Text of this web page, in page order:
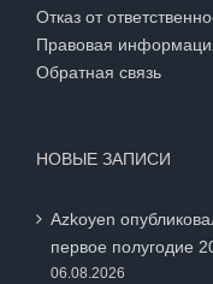
Отказ от
Правовая
Обратная связь
НОВЫЕ ЗАПИСИ
Azkoyen
первое полугодие
06.08.2026